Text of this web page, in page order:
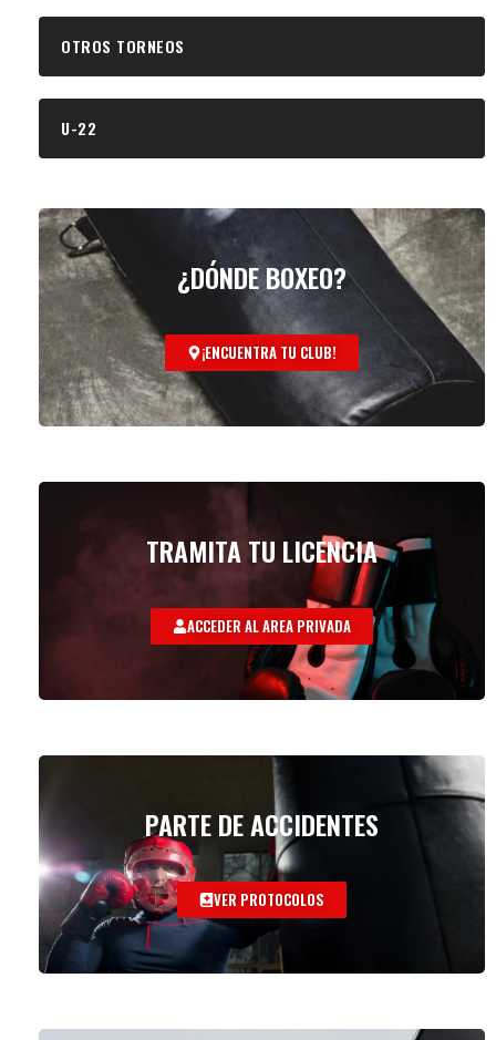
OTROS TORNEOS
U-22
¿DÓNDE BOXEO?
¡ENCUENTRA TU CLUB!
TRAMITA TU LICENCIA
ACCEDER AL AREA PRIVADA
PARTE DE ACCIDENTES
VER PROTOCOLOS